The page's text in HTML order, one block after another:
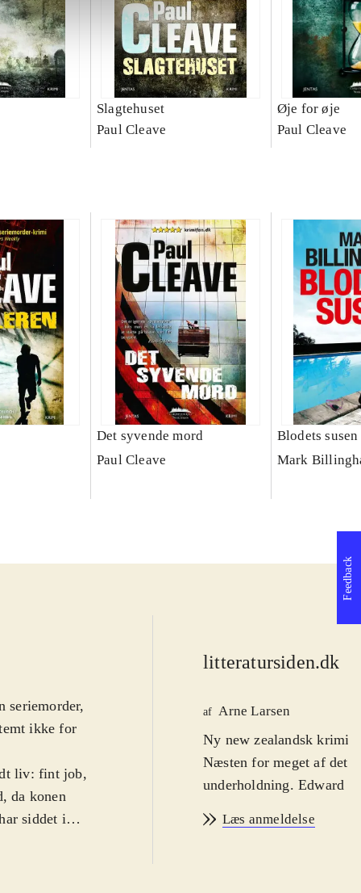
Slagtehuset
Paul Cleave
Øje for øje
Paul Cleave
Det syvende mord
Paul Cleave
Blodets susen
Mark
seriemorder,
ikke for
liv: fint job,
da konen
siddet i
fortælleren,
litteratursiden.dk
af Arne Larsen
Ny new zealandsk krimi
Næsten for meget af det
underholdning. Edward
Læs anmeldelse
Feedback